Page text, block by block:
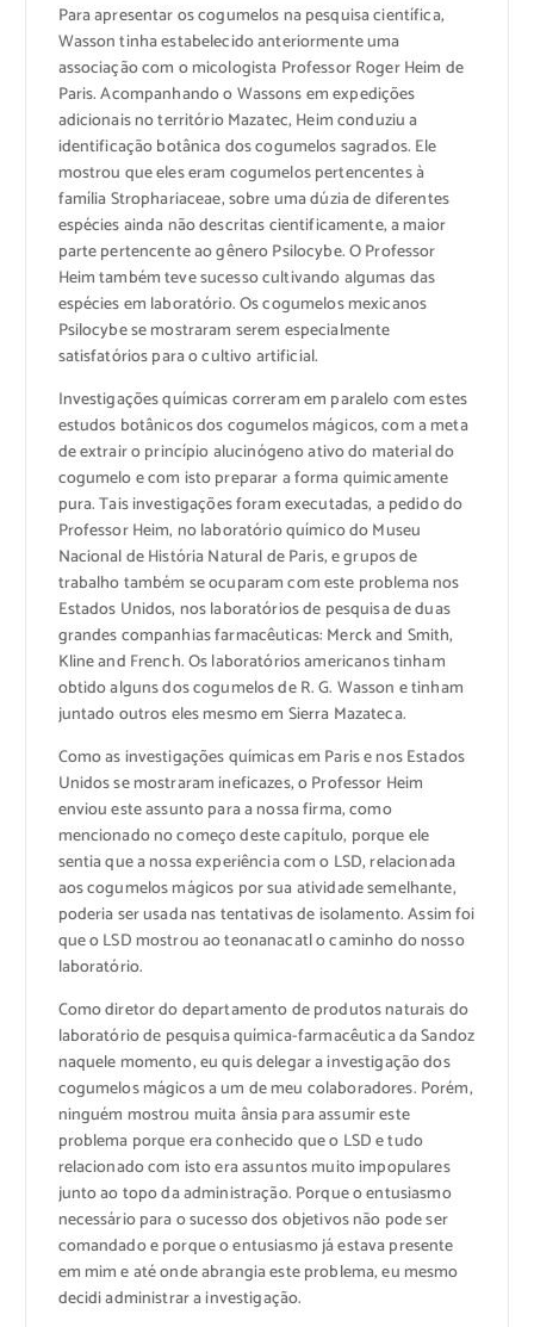
Para apresentar os cogumelos na pesquisa científica,
Wasson tinha estabelecido anteriormente uma
associação com o micologista Professor Roger Heim de
Paris. Acompanhando o Wassons em expedições
adicionais no território Mazatec, Heim conduziu a
identificação botânica dos cogumelos sagrados. Ele
mostrou que eles eram cogumelos pertencentes à
família Strophariaceae, sobre uma dúzia de diferentes
espécies ainda não descritas cientificamente, a maior
parte pertencente ao gênero Psilocybe. O Professor
Heim também teve sucesso cultivando algumas das
espécies em laboratório. Os cogumelos mexicanos
Psilocybe se mostraram serem especialmente
satisfatórios para o cultivo artificial.
Investigações químicas correram em paralelo com estes
estudos botânicos dos cogumelos mágicos, com a meta
de extrair o princípio alucinógeno ativo do material do
cogumelo e com isto preparar a forma quimicamente
pura. Tais investigações foram executadas, a pedido do
Professor Heim, no laboratório químico do Museu
Nacional de História Natural de Paris, e grupos de
trabalho também se ocuparam com este problema nos
Estados Unidos, nos laboratórios de pesquisa de duas
grandes companhias farmacêuticas: Merck and Smith,
Kline and French. Os laboratórios americanos tinham
obtido alguns dos cogumelos de R. G. Wasson e tinham
juntado outros eles mesmo em Sierra Mazateca.
Como as investigações químicas em Paris e nos Estados
Unidos se mostraram ineficazes, o Professor Heim
enviou este assunto para a nossa firma, como
mencionado no começo deste capítulo, porque ele
sentia que a nossa experiência com o LSD, relacionada
aos cogumelos mágicos por sua atividade semelhante,
poderia ser usada nas tentativas de isolamento. Assim foi
que o LSD mostrou ao teonanacatl o caminho do nosso
laboratório.
Como diretor do departamento de produtos naturais do
laboratório de pesquisa química-farmacêutica da Sandoz
naquele momento, eu quis delegar a investigação dos
cogumelos mágicos a um de meu colaboradores. Porém,
ninguém mostrou muita ânsia para assumir este
problema porque era conhecido que o LSD e tudo
relacionado com isto era assuntos muito impopulares
junto ao topo da administração. Porque o entusiasmo
necessário para o sucesso dos objetivos não pode ser
comandado e porque o entusiasmo já estava presente
em mim e até onde abrangia este problema, eu mesmo
decidi administrar a investigação.